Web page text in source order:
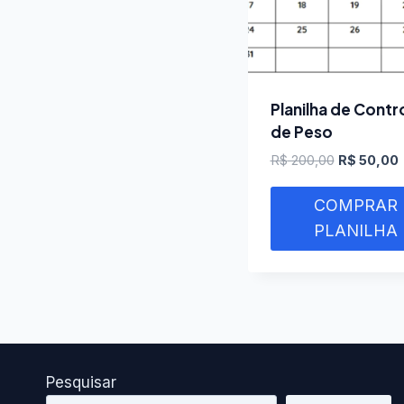
Planilha de
de Peso
R$200,00 O
original
era:
R$ 50,00O
COMPRAR
PLANILHA
Pesquisar